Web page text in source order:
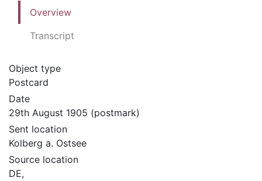
Overview
Transcript
Object type
Postcard
Date
29th August 1905 (postmark)
Sent location
Kolberg a. Ostsee
Source location
DE,